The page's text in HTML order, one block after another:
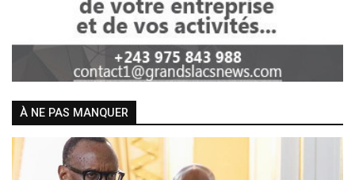
À NE PAS MANQUER